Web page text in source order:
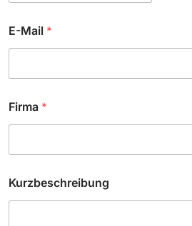
c
r
E-Mail *
Firma *
Kurzbeschreibung